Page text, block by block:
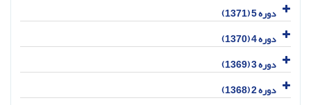
دوره 5 (1371)
دوره 4 (1370)
دوره 3 (1369)
دوره 2 (1368)